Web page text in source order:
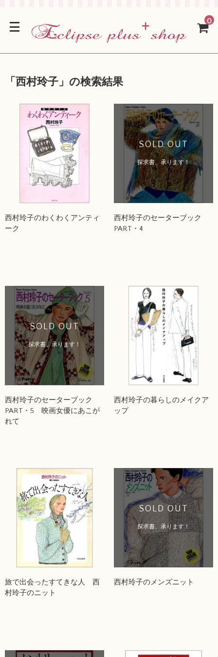
0
「 西村玲子」の検索結果
西村玲子のわくわくアンティ
ーク
SOLD OUT
探求書、承ります！
西村玲子のセーターブック
PART・4
SOLD OUT
探求書、承ります！
西村玲子のセーターブック
PART・5 映画女優にあこが
れて
西村玲子の暮らしのメイクア
ップ
旅で出会ったすてきな人 西
村玲子のニット
SOLD OUT
探求書、承ります！
西村玲子のメンズニット